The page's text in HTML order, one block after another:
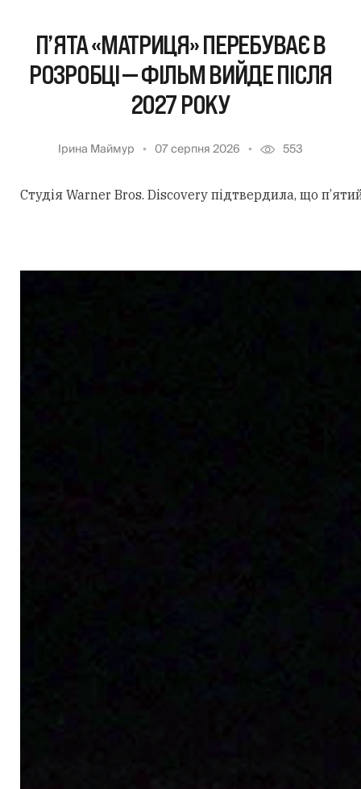
П’ЯТА «МАТРИЦЯ» ПЕРЕБУВАЄ В
РОЗРОБЦІ — ФІЛЬМ ВИЙДЕ ПІСЛЯ
2027 РОКУ
Ірина Маймур 07 серпня 2026 553
Студія Warner Bros. Discovery підтвердила, що